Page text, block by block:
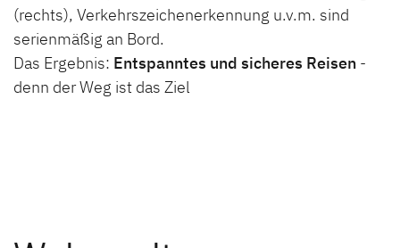
(rechts), Verkehrszeichenerkennung u.v.m. sind
serienmäßig an Bord.
Das Ergebnis: Entspanntes und sicheres Reisen -
denn der Weg ist das Ziel